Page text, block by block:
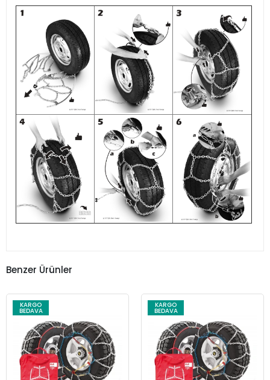
Benzer Ürünler
KARGO
BEDAVA
KARGO
BEDAVA